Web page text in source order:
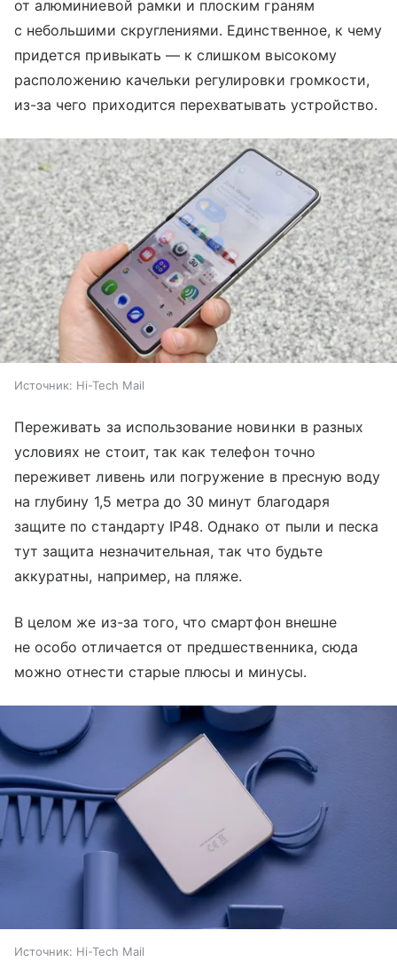
от алюминиевой рамки и плоским граням
с небольшими скруглениями. Единственное, к чему
придется привыкать — к слишком высокому
расположению качельки регулировки громкости,
из-за чего приходится перехватывать устройство.
Источник: Hi-Tech Mail
Переживать за использование новинки в разных
условиях не стоит, так как телефон точно
переживет ливень или погружение в пресную воду
на глубину 1,5 метра до 30 минут благодаря
защите по стандарту IP48. Однако от пыли и песка
тут защита незначительная, так что будьте
аккуратны, например, на пляже.
В целом же из-за того, что смартфон внешне
не особо отличается от предшественника, сюда
можно отнести старые плюсы и минусы.
Источник: Hi-Tech Mail